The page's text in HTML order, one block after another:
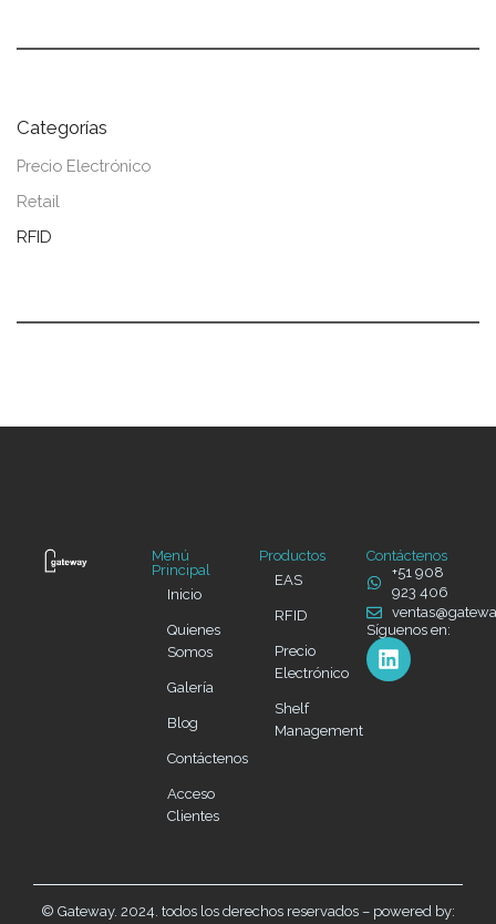
Categorías
Precio Electrónico
Retail
RFID
Menú
Principal
Inicio
Quienes
Somos
Galería
Blog
Contáctenos
Acceso
Clientes
Productos
EAS
RFID
Precio
Electrónico
Shelf
Management
Contáctenos
+51 908
923 406
Síguenos en:
© Gateway. 2024. todos los derechos reservados – powered by: